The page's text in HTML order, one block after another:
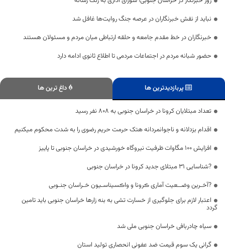
نباید از نقش خبرنگاران در عرصه جنگ روایت‌ها غافل شد
خبرنگاران در خط مقدم جامعه و حلقه ارتباطی میان مردم و مسئولان هستند
حضور شبانه مردم در اجتماعات مردمی تا اطلاع ثانوی ادامه دارد
پربازدیدترین ها داغ ترین ها
تعداد مبتلایان کرونا در خراسان جنوبی به 808 نفر رسید
اقدام بزدلانه و ناجوانمردانه هتک حرمت حریم رضوی را به شدت محکوم میکنیم
افزایش ۱۰۰ مگاوات ظرفیت نیروگاه خورشیدی در خراسان جنوبی تا پاییز
?شناسایی ۳۱ مبتلای جدید کرونا در خراسان جنوبی
?آخـرین وضــعیت آماری ڪرونا و واڪسیناسـیون خـراسان جنـوبی
اعتبار لازم برای جلوگیری از خسارت تشی به بنه زارها خراسان جنوبی باید تامین
گردد
سیاه چادربافی خراسان جنوبی ملی شد
گرانی یک سوم قیمت ضد عفونی انحصاری تولید استان